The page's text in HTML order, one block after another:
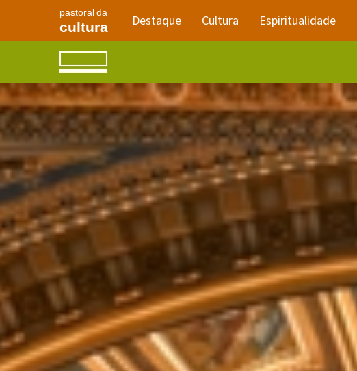
pastoral da
cultura Destaque Cultura Espiritualidade